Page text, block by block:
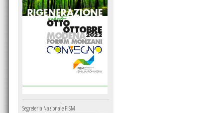
Segreteria Nazionale FISM